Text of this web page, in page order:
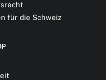
für die Schweiz